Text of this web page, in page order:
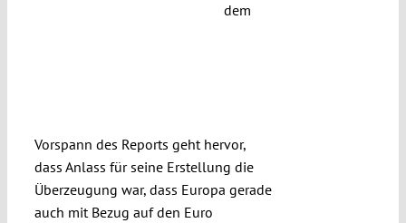
dem
Vorspann des Reports geht hervor,
dass Anlass für seine Erstellung die
Überzeugung war, dass Europa gerade
auch mit Bezug auf den Euro